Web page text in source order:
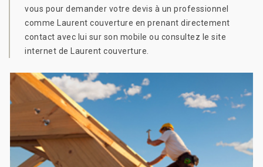
vous pour demander votre devis à un professionnel
comme Laurent couverture en prenant directement
contact avec lui sur son mobile ou consultez le site
internet de Laurent couverture.